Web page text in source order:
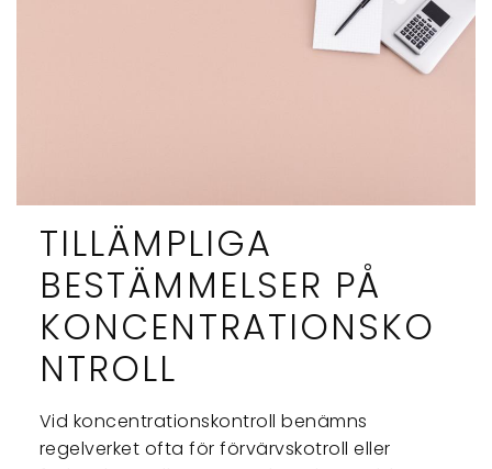
TILLÄMPLIGA
BESTÄMMELSER PÅ
KONCENTRATIONSKO
NTROLL
Vid koncentrationskontroll benämns
regelverket ofta för förvärvskotroll eller